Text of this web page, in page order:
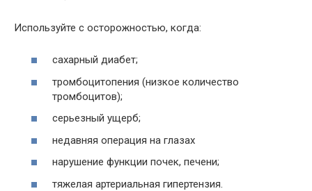
Используйте с осторожностью, когда:
сахарный диабет;
тромбоцитопения (низкое количество
тромбоцитов);
серьезный ущерб;
недавняя операция на глазах
нарушение функции почек, печени;
тяжелая артериальная гипертензия.